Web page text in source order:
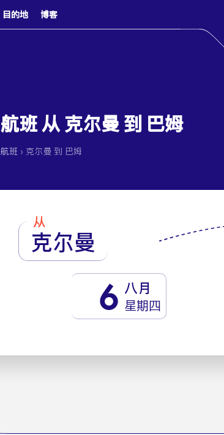
目的地 博客
航班 从 克尔曼 到 巴姆
航班 › 克尔曼 到 巴姆
从
克尔曼
6 八月
星期四